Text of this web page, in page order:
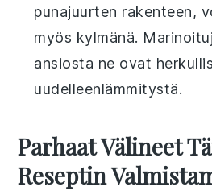
punajuurten rakenteen,
myös kylmänä.
ansiosta ne ovat
uudelleenlämmitystä.
Parhaat Välineet
Reseptin